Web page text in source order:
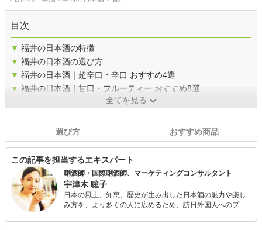
目次
▼ 福井の日本酒の特徴
▼ 福井の日本酒の選び方
▼ 福井の日本酒｜超辛口・辛口 おすすめ4選
▼ 福井の日本酒｜甘口・フルーティー おすすめ8選
全てを見る
選び方 おすすめ商品
この記事を担当するエキスパート
唎酒師・国際唎酒師、マーケティングコンサルタント
宇津木 聡子
日本の風土、知恵、歴史が生み出した日本酒の魅力や楽し
み方を、より多くの人に広めるため、訪日外国人へのプラ
るセミナーやイベントの企画を行っている。 外国人のプラ